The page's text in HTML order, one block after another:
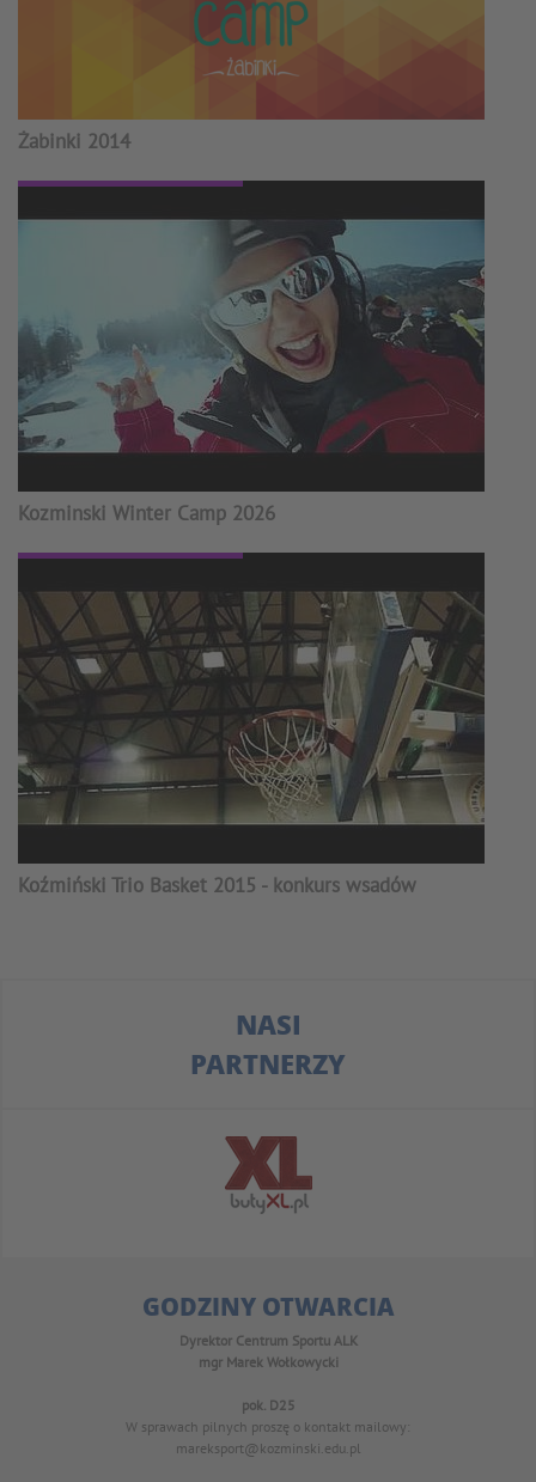
Żabinki 2014
Kozminski Winter Camp 2026
Koźmiński Trio Basket 2015 - konkurs wsadów
NASI
PARTNERZY
GODZINY OTWARCIA
Dyrektor Centrum Sportu ALK
mgr Marek Wołkowycki
pok. D25
W sprawach pilnych proszę o kontakt mailowy:
mareksport@kozminski.edu.pl